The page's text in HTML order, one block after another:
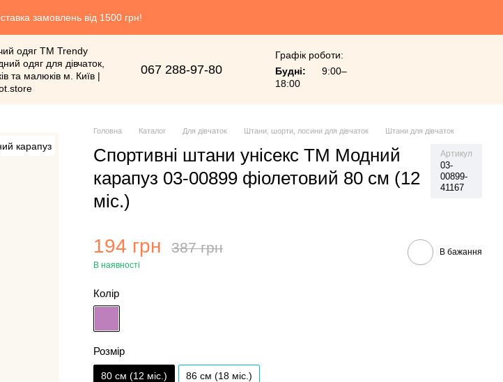
замовлень від 1500 грн!
067 288-97-80
Графік роботи:
Будні:
9:00–
18:00
Головна Каталог Для дівчаток Штани, шорти, лосини для дівчаток Штани для дівчаток
Спортивні штани унісекс ТМ Модний
карапуз 03-00899 фіолетовий 80 см (12
мiс.)
Артикул
03-
00899-
41167
194 грн 387 грн
В наявності
В бажання
Колір
Розмір
80 см (12 мiс.) 86 см (18 мiс.)